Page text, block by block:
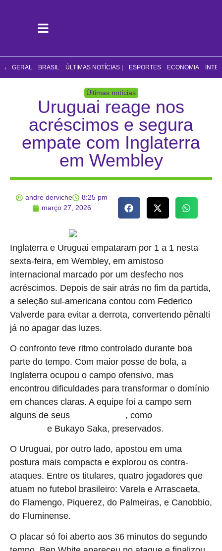
GERAL BRASIL ÚLTIMAS NOTÍCIAS | ESPORTES ECONOMIA
Últimas notícias
Uruguai reage nos
acréscimos e segura
empate com Inglaterra
em Wembley
andre derviche
8:25 pm
março 27, 2026
Inglaterra e Uruguai empataram por 1 a 1 nesta
sexta-feira, em Wembley, em amistoso
internacional marcado por um desfecho nos
acréscimos. Depois de sair atrás no fim da partida,
a seleção sul-americana contou com Federico
Valverde para evitar a derrota, convertendo pênalti
já no apagar das luzes.
O confronto teve ritmo controlado durante boa
parte do tempo. Com maior posse de bola, a
Inglaterra ocupou o campo ofensivo, mas
encontrou dificuldades para transformar o domínio
em chances claras. A equipe foi a campo sem
alguns de seus
, como
e Bukayo Saka, preservados.
O Uruguai, por outro lado, apostou em uma
postura mais compacta e explorou os contra-
ataques. Entre os titulares, quatro jogadores que
atuam no futebol brasileiro: Varela e Arrascaeta,
do Flamengo, Piquerez, do Palmeiras, e Canobbio,
do Fluminense.
O placar só foi aberto aos 36 minutos do segundo